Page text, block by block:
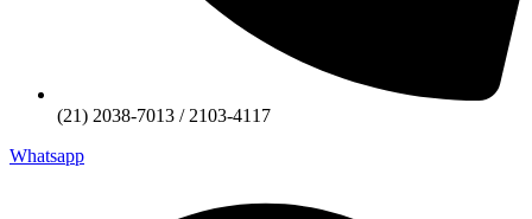
(21) 2038-7013 / 2103-4117
Whatsapp